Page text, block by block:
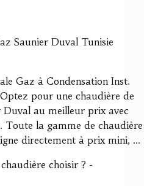
Saunier Duval Tunisie
Gaz à Condensation Inst.
pour une chaudière de
Duval au meilleur prix avec
Toute la gamme de chaudière
directement à prix mini, ...
choisir ? -